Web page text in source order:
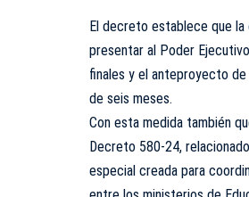
El decreto establece que la
presentar al Poder
finales y el anteproyecto de
de seis meses.
Con esta medida también
Decreto 580-24,
especial creada para